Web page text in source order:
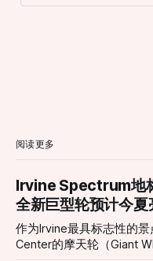
p.m. Shuttle frequency
minutes. Arrival times
weather, or ridership
阅读更多
Irvine Spectrum地
全新巨型轮预计今夏
作为Irvine最具标志性的
Center的摩天轮（Giant